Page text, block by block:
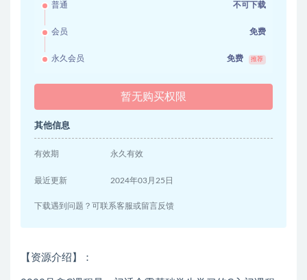
普通 不可下载
会员 免费
永久会员 免费 推荐
暂无购买权限
其他信息
有效期 永久有效
最近更新 2024年03月25日
下载遇到问题？可联系客服或留言反馈
【资源介绍】：